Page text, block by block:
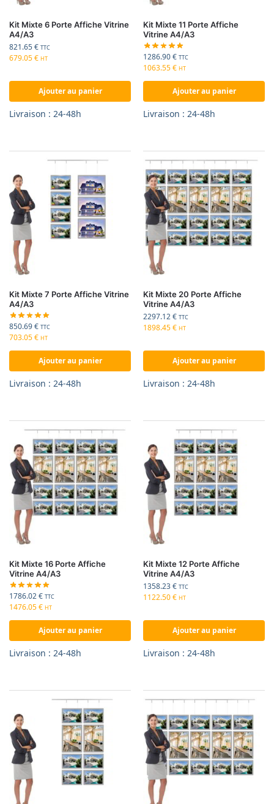
Kit Mixte 6 Porte Affiche Vitrine
A4/A3
821.65€ TTC
679.05€ HT
Ajouter au panier
Livraison : 24-48h
Kit Mixte 11 Porte Affiche
Vitrine A4/A3
1286.90€ TTC
1063.55€ HT
Ajouter au panier
Livraison : 24-48h
Kit Mixte 7 Porte Affiche Vitrine
A4/A3
850.69€ TTC
703.05€ HT
Ajouter au panier
Livraison : 24-48h
Kit Mixte 20 Porte Affiche
Vitrine A4/A3
2297.12€ TTC
1898.45€ HT
Ajouter au panier
Livraison : 24-48h
Kit Mixte 16 Porte Affiche
Vitrine A4/A3
1786.02€ TTC
1476.05€ HT
Ajouter au panier
Livraison : 24-48h
Kit Mixte 12 Porte Affiche
Vitrine A4/A3
1358.23€ TTC
1122.50€ HT
Ajouter au panier
Livraison : 24-48h